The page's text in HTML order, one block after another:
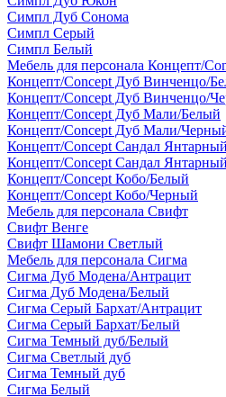
Симпл Дуб Сонома
Симпл Серый
Симпл Белый
Мебель для персонала Концепт/
Концепт/Concept Дуб Винченцо/
Концепт/Concept Дуб Винченцо/
Концепт/Concept Дуб Мали/Белый
Концепт/Concept Дуб Мали/
Концепт/Concept Сандал
Концепт/Concept Сандал
Концепт/Concept Кобо/Белый
Концепт/Concept Кобо/Черный
Мебель для персонала Свифт
Свифт Венге
Свифт Шамони Светлый
Мебель для персонала Сигма
Сигма Дуб Модена/Антрацит
Сигма Дуб Модена/Белый
Сигма Серый Бархат/Антрацит
Сигма Серый Бархат/Белый
Сигма Темный дуб/Белый
Сигма Светлый дуб
Сигма Темный дуб
Сигма Белый